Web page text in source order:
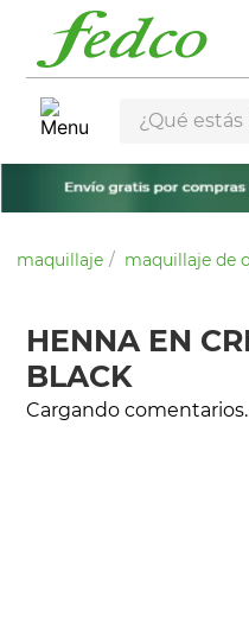
¿Qué estás
maquillaje maquillaje de
HENNA EN
BLACK
Cargando